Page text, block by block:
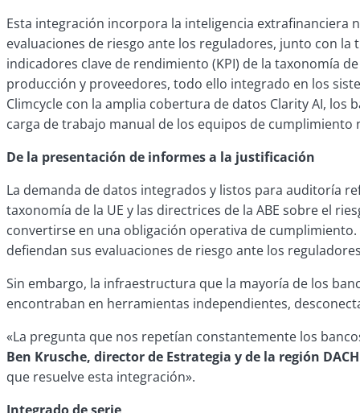
Esta integración incorpora la inteligencia extrafinanciera
evaluaciones de riesgo ante los reguladores, junto con la
indicadores clave de rendimiento (KPI) de la taxonomía
producción y proveedores, todo ello integrado en los
Climcycle con la amplia cobertura de datos Clarity AI,
carga de trabajo manual de los equipos de
De la presentación de informes a la justificación
La demanda de datos integrados y listos para auditoría
taxonomía de la UE y las directrices de la ABE sobre el
convertirse en una obligación operativa de
defiendan sus evaluaciones de riesgo ante los
Sin embargo, la infraestructura que la mayoría de los
encontraban en herramientas independientes,
«La pregunta que nos repetían constantemente los
Ben Krusche, director de Estrategia y de la región
que resuelve esta integración».